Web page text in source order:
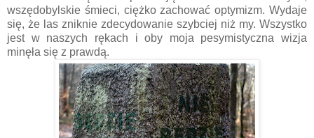
wszędobylskie śmieci, ciężko zachować optymizm. Wydaje
się, że las zniknie zdecydowanie szybciej niż my. Wszystko
jest w naszych rękach i oby moja pesymistyczna wizja
minęła się z prawdą.